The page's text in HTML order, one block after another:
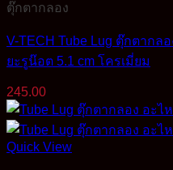
ตุ๊กตากลอง
V-TECH Tube Lug ตุ๊กตากล
ยะรูน๊อต 5.1 cm โครเมี่ยม
245.00
Quick View